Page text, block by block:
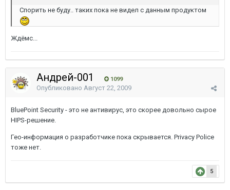
Спорить не буду.. таких пока не видел с данным продуктом
Ждёмс...
Андрей-001 1099
Опубликовано Август 22, 2009
BluePoint Security - это не антивирус, это скорее довольно сырое
HIPS-решение.
Гео-информация о разработчике пока скрывается. Privacy Police
тоже нет.
5